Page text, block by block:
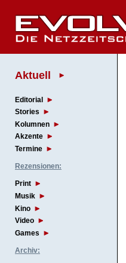
Aktuell
Editorial
Stories
Kolumnen
Akzente
Termine
Rezensionen:
Print
Musik
Kino
Video
Games
Archiv: